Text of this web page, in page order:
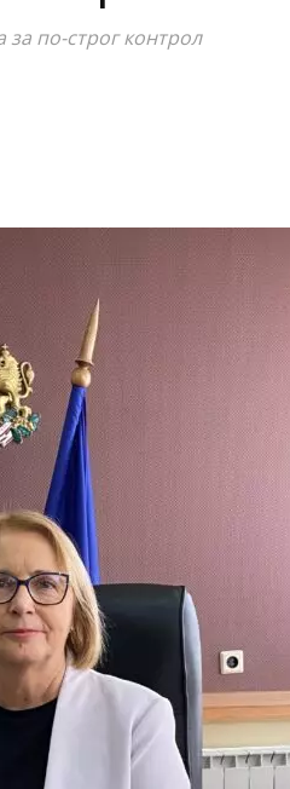
по-строг контрол